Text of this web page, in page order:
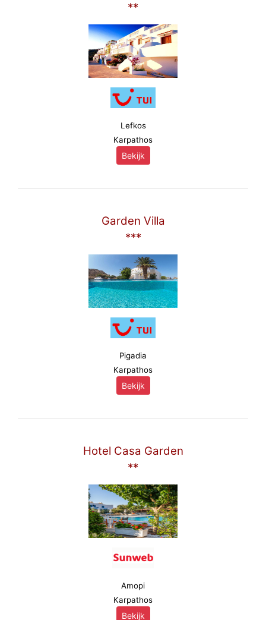
**
Lefkos
Karpathos
Bekijk
Garden Villa
***
Pigadia
Karpathos
Bekijk
Hotel Casa Garden
**
Amopi
Karpathos
Bekijk